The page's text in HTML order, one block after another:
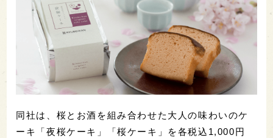
同社は、桜とお酒を組み合わせた大人の味わいのケ
ーキ「夜桜ケーキ」「桜ケーキ」を各税込1,000円